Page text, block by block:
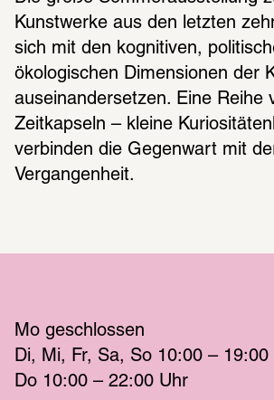
Kunstwerke aus den letzten
sich mit den kognitiven,
ökologischen Dimensionen der
auseinandersetzen. Eine Reihe
Zeitkapseln – kleine
verbinden die Gegenwart mit
Vergangenheit.
Mo geschlossen
Di
Mi Fr Sa So 10:00 – 19:00
Do 10:00 – 22:00 Uhr